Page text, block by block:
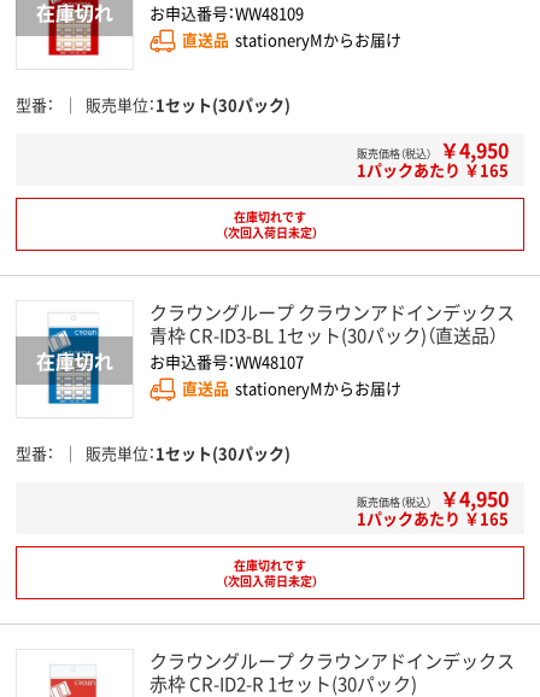
お申込番号：WW48109
直送品 stationeryMからお届け
型番 販売単位 1セット(30パック)
販売価格（税込） ￥4,950
1パックあたり ￥165
在庫切れです
（次回入荷日未定）
クラウングループ クラウンアドインデックス
青枠 CR-ID3-BL 1セット(30パック)（直送品）
お申込番号：WW48107
直送品 stationeryMからお届け
型番 販売単位 1セット(30パック)
販売価格（税込） ￥4,950
1パックあたり ￥165
在庫切れです
（次回入荷日未定）
クラウングループ クラウンアドインデックス
赤枠 CR-ID2-R 1セット(30パック)